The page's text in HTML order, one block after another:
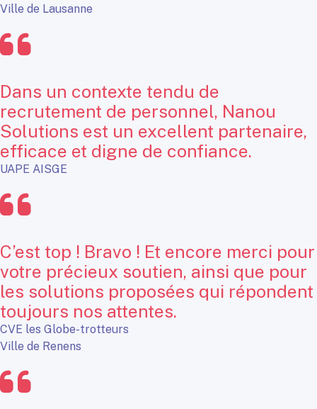
Ville de Lausanne
Dans un contexte tendu de
recrutement de personnel, Nanou
Solutions est un excellent partenaire,
efficace et digne de confiance.
UAPE AISGE
C’est top ! Bravo ! Et encore merci pour
votre précieux soutien, ainsi que pour
les solutions proposées qui répondent
toujours nos attentes.
CVE les Globe-trotteurs
Ville de Renens